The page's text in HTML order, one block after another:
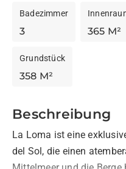
Badezimmer
3 365 M²
Grundstück
358 M²
Beschreibung
La Loma ist eine
del Sol, die einen